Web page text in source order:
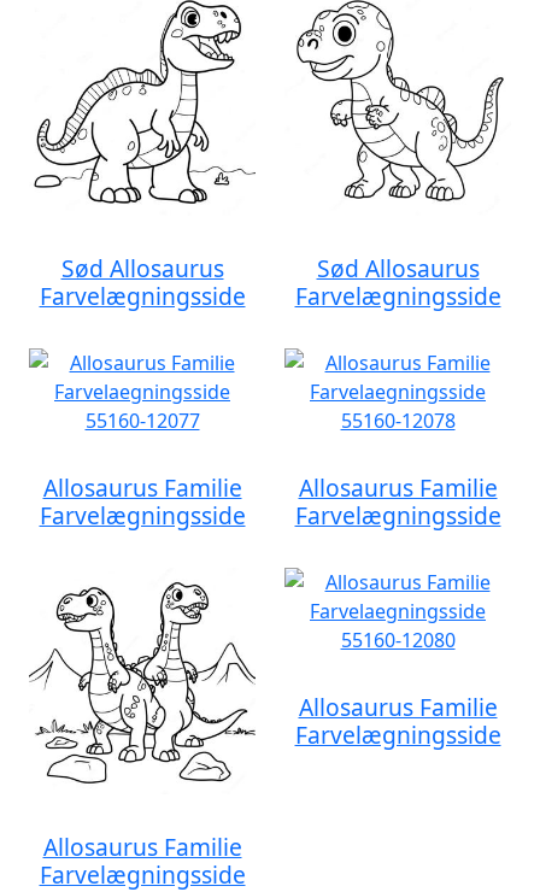
Sød Allosaurus
Farvelægningsside
Sød Allosaurus
Farvelægningsside
Allosaurus Familie
Farvelægningsside
Allosaurus Familie
Farvelægningsside
Allosaurus Familie
Farvelægningsside
Allosaurus Familie
Farvelægningsside